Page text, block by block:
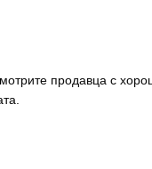
продавца с